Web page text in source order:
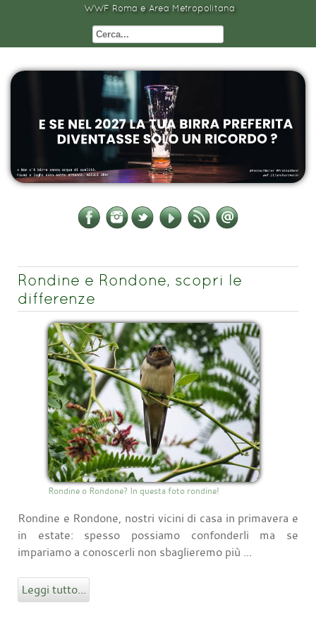
WWF Roma e Area Metropolitana
Rondine e Rondone, scopri le
differenze
Rondine o Rondone? In questa foto rondine!
Rondine e Rondone, nostri vicini di casa in primavera e
in estate: spesso possiamo confonderli ma se
impariamo a conoscerli non sbaglieremo più ...
Leggi tutto...